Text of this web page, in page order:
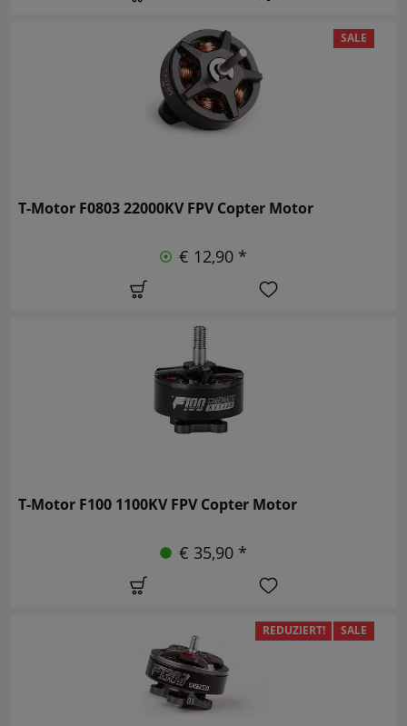
SALE
T-Motor F0803 22000KV FPV Copter Motor
€ 12,90 *
T-Motor F100 1100KV FPV Copter Motor
€ 35,90 *
REDUZIERT! SALE